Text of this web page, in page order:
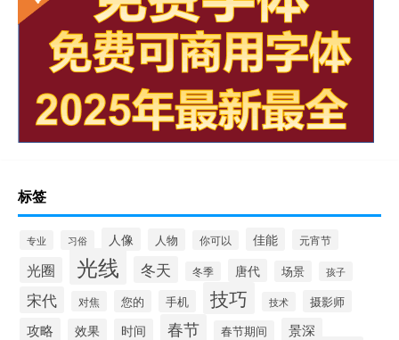
标签
专业 习俗 人像 人物 你可以 佳能 元宵节
光圈 光线 冬天 冬季 唐代 场景 孩子
宋代 对焦 您的 手机 技巧 技术 摄影师
攻略 效果 时间 春节 春节期间 景深